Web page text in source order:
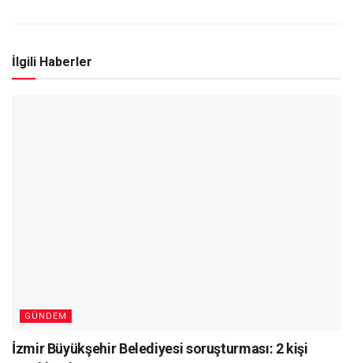
İlgili Haberler
GÜNDEM
İzmir Büyükşehir Belediyesi soruşturması: 2 kişi